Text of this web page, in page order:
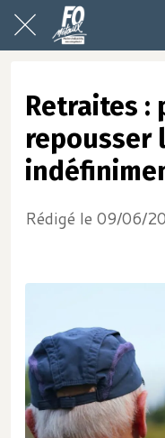
Retraites :
repousser
Rédigé le 09/06/